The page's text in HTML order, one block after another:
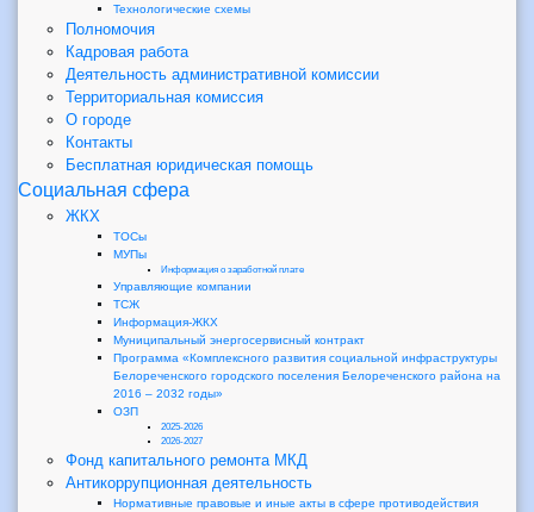
Технологические схемы
Полномочия
Кадровая работа
Деятельность административной комиссии
Территориальная комиссия
О городе
Контакты
Бесплатная юридическая помощь
Социальная сфера
ЖКХ
ТОСы
МУПы
Информация о заработной плате
Управляющие компании
ТСЖ
Информация-ЖКХ
Муниципальный энергосервисный контракт
Программа «Комплексного развития социальной инфраструктуры
Белореченского городского поселения Белореченского района на
2016 – 2032 годы»
ОЗП
2025-2026
2026-2027
Фонд капитального ремонта МКД
Антикоррупционная деятельность
Нормативные правовые и иные акты в сфере противодействия